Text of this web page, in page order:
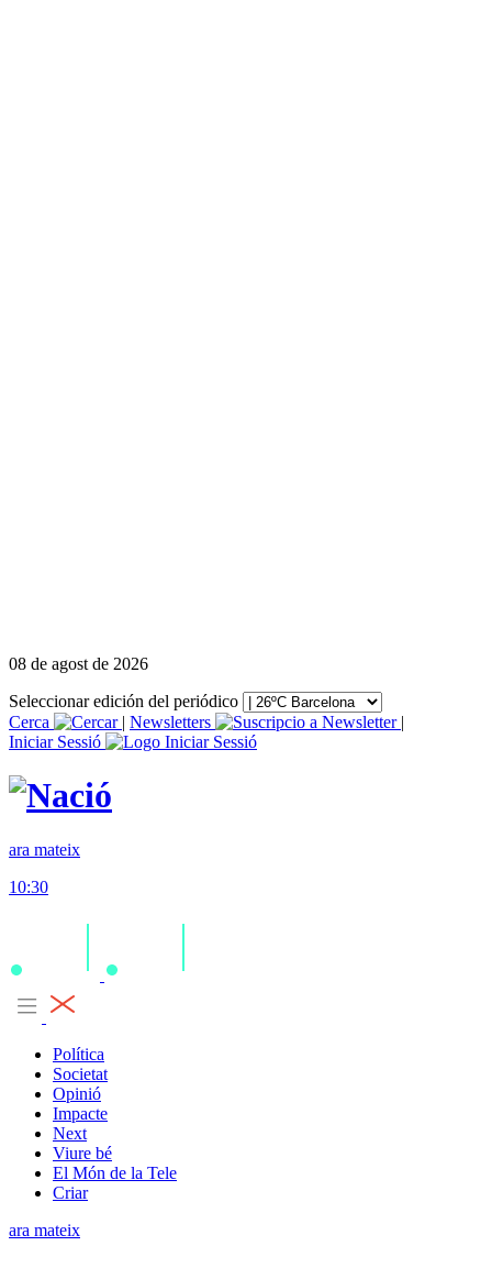
08 de agost de 2026
Seleccionar edición del periódico
Cerca
| Newsletters
|
Iniciar Sessió
ara mateix
10:30
Política
Societat
Opinió
Impacte
Next
Viure bé
El Món de la Tele
Criar
ara mateix